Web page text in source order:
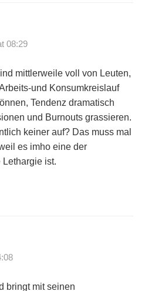
08:29
mittlerweile voll von Leuten,
und Konsumkreislauf
Tendenz dramatisch
und Burnouts grassieren.
keiner auf? Das muss mal
es imho eine der
Lethargie ist.
bringt mit seinen